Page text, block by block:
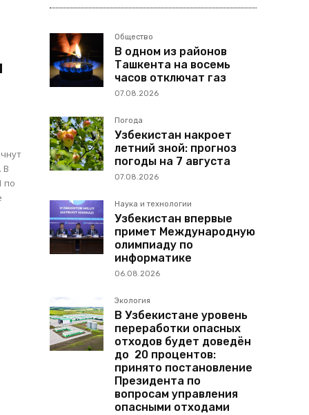
В
по
Общество
В одном из районов
Ташкента на восемь
часов отключат газ
07.08.2026
Погода
Узбекистан накроет
летний зной: прогноз
погоды на 7 августа
07.08.2026
Наука и технологии
Узбекистан впервые
примет Международную
олимпиаду по
информатике
06.08.2026
Экология
В Узбекистане уровень
переработки опасных
отходов будет доведён
до 20 процентов:
принято постановление
Президента по
вопросам управления
опасными отходами